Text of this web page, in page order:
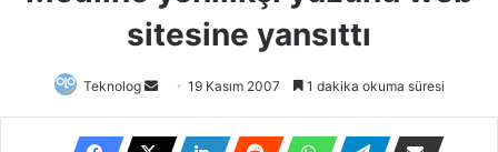
sitesine yansıttı
Teknolog
Bir
posta
19 Kasım 2007 1 dakika okuma süresi